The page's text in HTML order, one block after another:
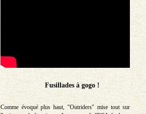
Fusillades à gogo !
Comme évoqué plus haut, "Outriders" mise tout sur